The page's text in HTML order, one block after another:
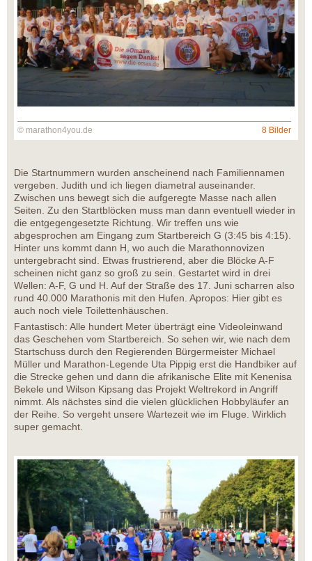
© marathon4you.de 8 Bilder
Die Startnummern wurden anscheinend nach Familiennamen
vergeben. Judith und ich liegen diametral auseinander.
Zwischen uns bewegt sich die aufgeregte Masse nach allen
Seiten. Zu den Startblöcken muss man dann eventuell wieder in
die entgegengesetzte Richtung. Wir treffen uns wie
abgesprochen am Eingang zum Startbereich G (3:45 bis 4:15).
Hinter uns kommt dann H, wo auch die Marathonnovizen
untergebracht sind. Etwas frustrierend, aber die Blöcke A-F
scheinen nicht ganz so groß zu sein. Gestartet wird in drei
Wellen: A-F, G und H. Auf der Straße des 17. Juni scharren also
rund 40.000 Marathonis mit den Hufen. Apropos: Hier gibt es
auch noch viele Toilettenhäuschen.
Fantastisch: Alle hundert Meter überträgt eine Videoleinwand
das Geschehen vom Startbereich. So sehen wir, wie nach dem
Startschuss durch den Regierenden Bürgermeister Michael
Müller und Marathon-Legende Uta Pippig erst die Handbiker auf
die Strecke gehen und dann die afrikanische Elite mit Kenenisa
Bekele und Wilson Kipsang das Projekt Weltrekord in Angriff
nimmt. Als nächstes sind die vielen glücklichen Hobbyläufer an
der Reihe. So vergeht unsere Wartezeit wie im Fluge. Wirklich
super gemacht.